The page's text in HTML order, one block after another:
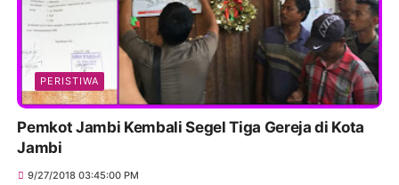
PERISTIWA
Pemkot Jambi Kembali Segel Tiga Gereja di Kota
Jambi
9/27/2018 03:45:00 PM